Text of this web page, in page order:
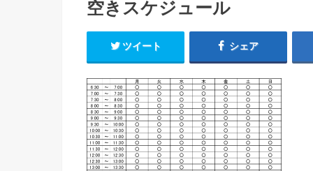
空きスケジュール
ツイート シェア